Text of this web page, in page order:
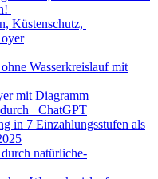
Küstenschutz,
Wasserkreislauf mit
mit Diagramm
durch ChatGPT
in 7 Einzahlungsstufen als
natürliche-